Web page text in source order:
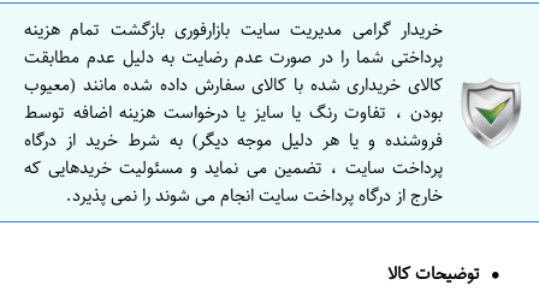
خریدار گرامی مدیریت سایت بازارفوری بازگشت تمام هزینه
پرداختی شما را در صورت عدم رضایت به دلیل عدم مطابقت
کالای خریداری شده با کالای سفارش داده شده مانند (معیوب
بودن ، تفاوت رنگ یا سایز یا درخواست هزینه اضافه توسط
فروشنده و یا هر دلیل موجه دیگر) به شرط خرید از درگاه
پرداخت سایت ، تضمین می نماید و مسئولیت خریدهایی که
خارج از درگاه پرداخت سایت انجام می شوند را نمی پذیرد.
توضیحات کالا